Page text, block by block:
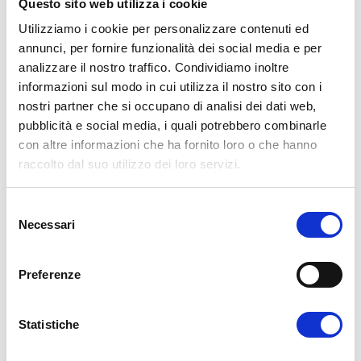
Questo sito web utilizza i cookie
Utilizziamo i cookie per personalizzare contenuti ed
annunci, per fornire funzionalità dei social media e per
analizzare il nostro traffico. Condividiamo inoltre
informazioni sul modo in cui utilizza il nostro sito con i
nostri partner che si occupano di analisi dei dati web,
pubblicità e social media, i quali potrebbero combinarle
con altre informazioni che ha fornito loro o che hanno
raccolto dal suo utilizzo dei loro servizi.
Necessari
Preferenze
Statistiche